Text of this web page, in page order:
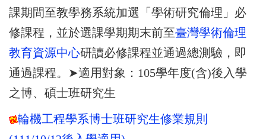
課期間至教學務系統加選「學術研究倫理」必
修課程，並於選課學期期末前至臺灣學術倫理
教育資源中心研讀必修課程並通過總測驗，即
通過課程。➤適用對象：105學年度(含)後入學
之博、碩士班研究生
輪機工程學系博士班研究生修業規則